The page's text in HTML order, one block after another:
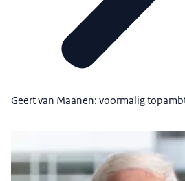
Geert van Maanen: voormalig